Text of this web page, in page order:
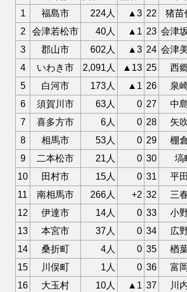
1 福島市 224人 ▲3 22 猪苗
2
会津若松市 40人 ▲1 23 会津
3
郡山市 602人 ▲3 24 会津
4
いわき市 2,091人 ▲13 25 西
5
白河市 173人 ▲1 26 泉
6
須賀川市 63人 0 27 中
7
喜多方市 6人 0 28 矢
8
相馬市 53人 0 29 棚
9
二本松市 21人 0 30 塙
10
田村市 15人 0 31 平
11
南相馬市 266人 +2 32 三
12
伊達市 14人 0 33 小
13
本宮市 37人 0 34 広
14
桑折町 4人 0 35 楢
15
川俣町 1人 0 36 富
16
大玉村 10人 ▲1 37 川